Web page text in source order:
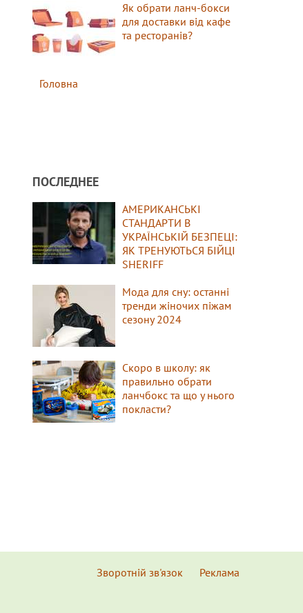
Як обрати ланч-бокси
для доставки від кафе
та ресторанів?
Головна
ПОСЛЕДНЕЕ
АМЕРИКАНСЬКІ
СТАНДАРТИ В
УКРАЇНСЬКІЙ БЕЗПЕЦІ:
ЯК ТРЕНУЮТЬСЯ БІЙЦІ
SHERIFF
Мода для сну: останні
тренди жіночих піжам
сезону 2024
Скоро в школу: як
правильно обрати
ланчбокс та що у нього
покласти?
Зворотній зв'язок Реклама